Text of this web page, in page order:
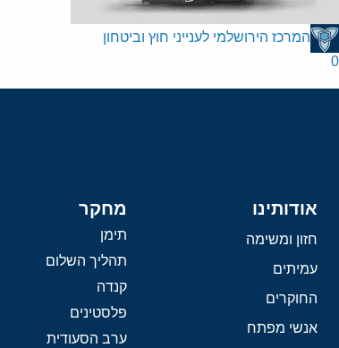
המרכז הירושלמי לענייני חוץ וביטחון
0
אודותינו
חזון ומשימה
עמיתים
החוקרים
אנשי מפתח
מחקר
תימן
תהליך השלום
קנדה
פלסטינים
ערב הסעודית